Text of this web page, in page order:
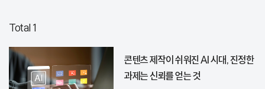
Total 1
콘텐츠 제작이 쉬워진 AI 시대, 진정한
과제는 신뢰를 얻는 것